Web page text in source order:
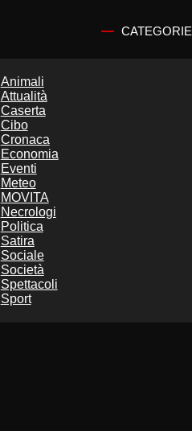
CATEGORIE
Animali
Attualità
Caserta
Cibo
Cronaca
Economia
Eventi
Meteo
MOVITA
Necrologi
Politica
Satira
Sociale
Società
Spettacoli
Sport